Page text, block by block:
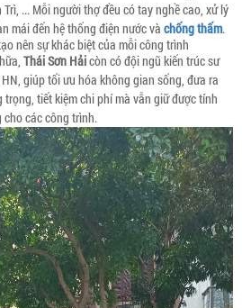
... Mỗi người thợ đều có tay nghề cao, xử lý
mái đến hệ thống điện nước và chống thấm.
nên sự khác biệt của mỗi công trình
Thái Sơn Hảicòn có đội ngũ kiến trúc sư
giúp tối ưu hóa không gian sống, đưa ra
tiết kiệm chi phí mà vẫn giữ được tính
các công trình.